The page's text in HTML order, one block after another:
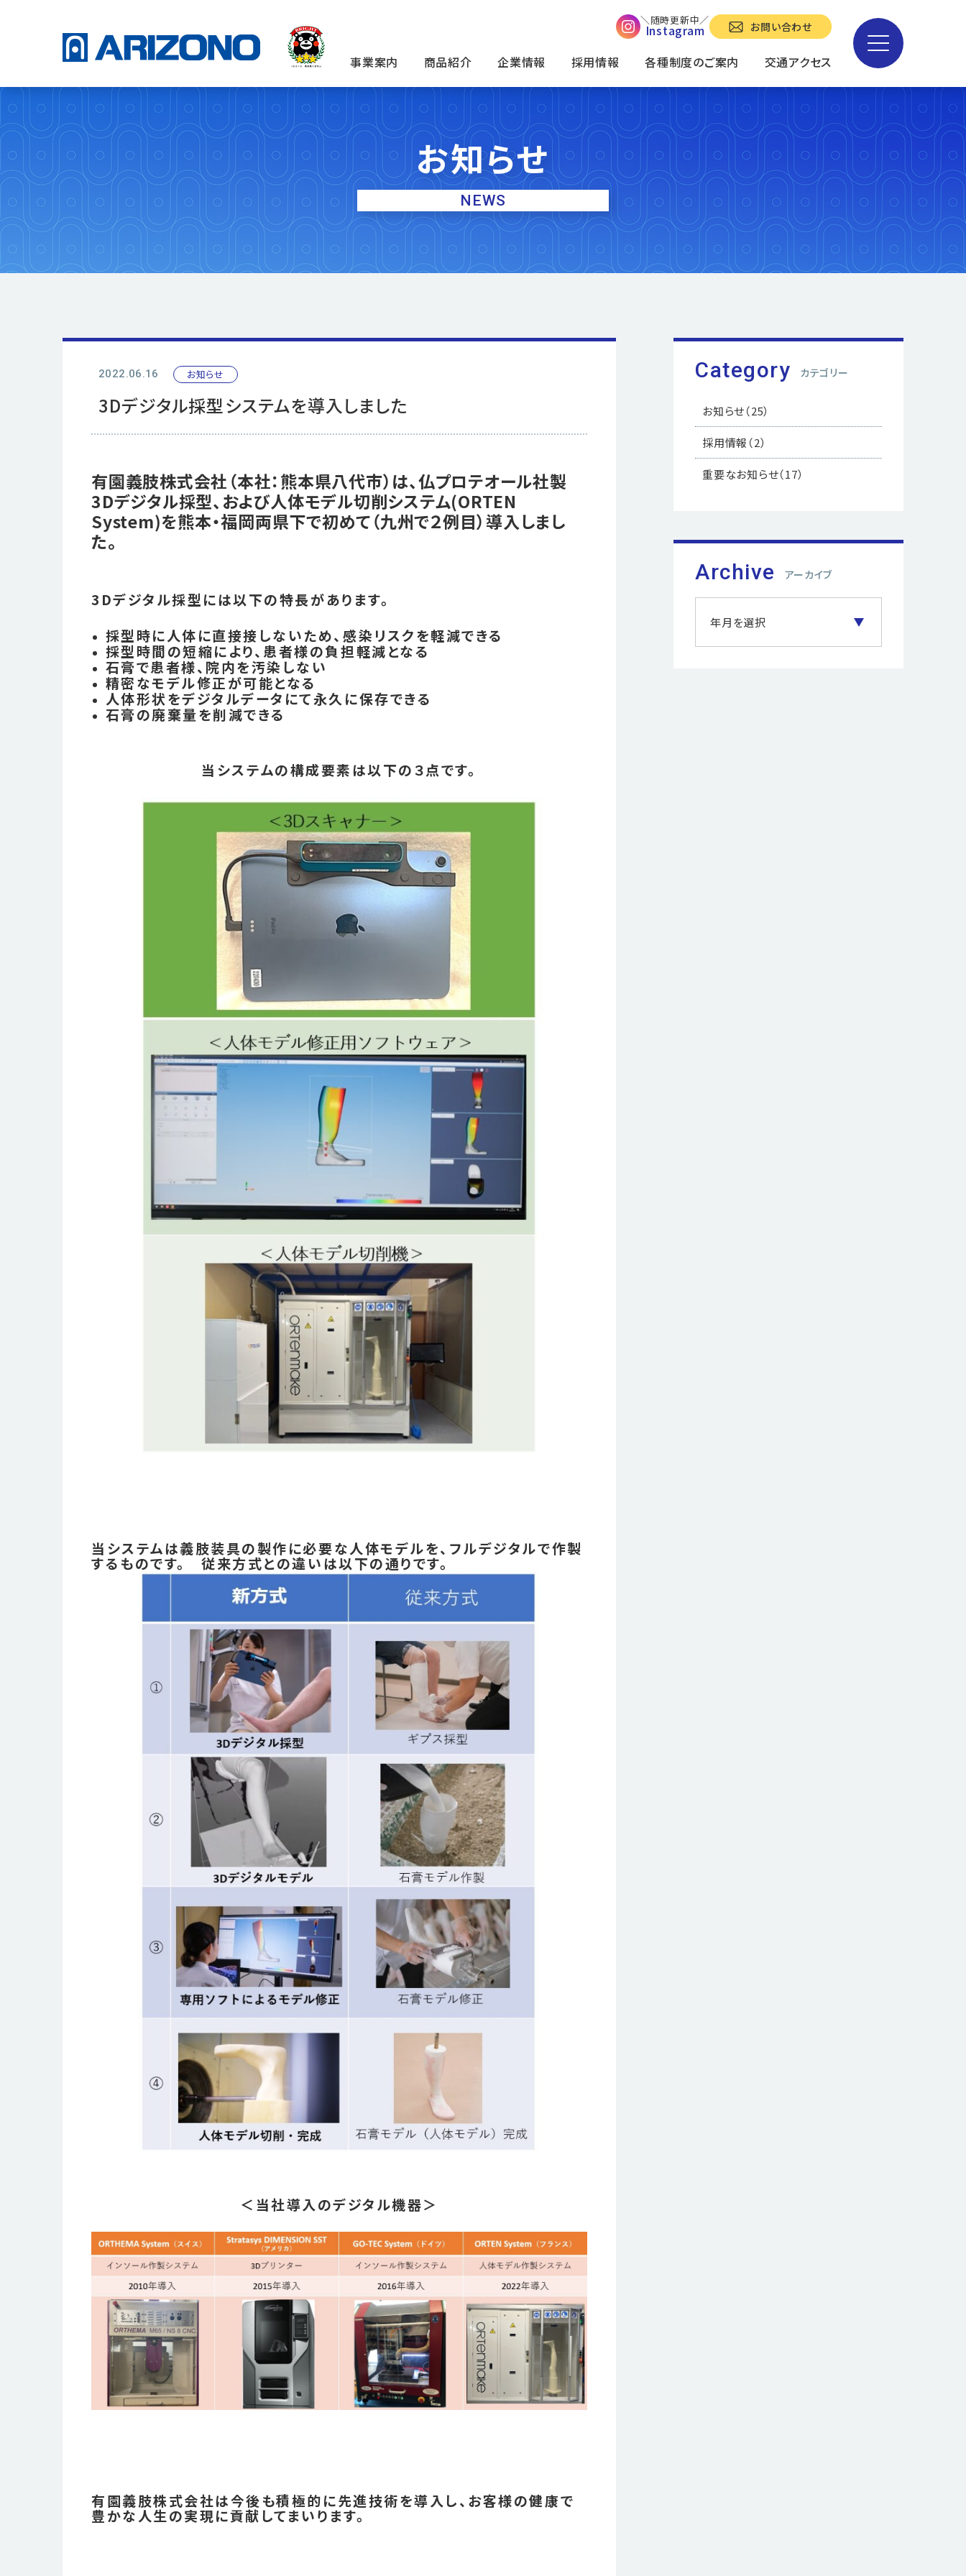
＼随時更新中／
Instagram お問い合わせ
事業案内 商品紹介 企業情報 採用情報 各種制度のご案内 交通アクセス
お知らせ
NEWS
2022.06.16 お知らせ
3Dデジタル採型システムを導入しました
有園義肢株式会社（本社：熊本県八代市）は、仏プロテオール社製
3Dデジタル採型、および人体モデル切削システム(ORTEN
System)を熊本・福岡両県下で初めて（九州で２例目）導入しまし
た。
3Dデジタル採型には以下の特長があります。
採型時に人体に直接接しないため、感染リスクを軽減できる
採型時間の短縮により、患者様の負担軽減となる
石膏で患者様、院内を汚染しない
精密なモデル修正が可能となる
人体形状をデジタルデータにて永久に保存できる
石膏の廃棄量を削減できる
当システムの構成要素は以下の３点です。
当システムは義肢装具の製作に必要な人体モデルを、フルデジタルで作製
するものです。 従来方式との違いは以下の通りです。
＜当社導入のデジタル機器＞
有園義肢株式会社は今後も積極的に先進技術を導入し、お客様の健康で
豊かな人生の実現に貢献してまいります。
Category カテゴリー
お知らせ（25）
採用情報 （2）
重要なお知らせ（17）
Archive アーカイブ